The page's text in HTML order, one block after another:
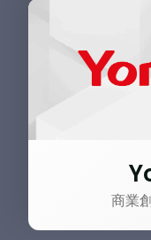
商業